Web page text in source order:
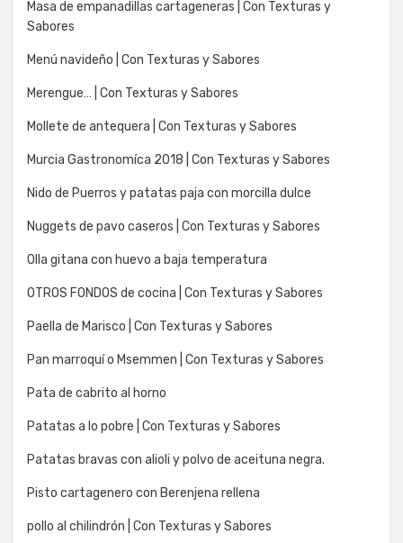
Masa de empanadillas cartageneras | Con Texturas y
Sabores
Menú navideño | Con Texturas y Sabores
Merengue… | Con Texturas y Sabores
Mollete de antequera | Con Texturas y Sabores
Murcia Gastronomíca 2018 | Con Texturas y Sabores
Nido de Puerros y patatas paja con morcilla dulce
Nuggets de pavo caseros | Con Texturas y Sabores
Olla gitana con huevo a baja temperatura
OTROS FONDOS de cocina | Con Texturas y Sabores
Paella de Marisco | Con Texturas y Sabores
Pan marroquí o Msemmen | Con Texturas y Sabores
Pata de cabrito al horno
Patatas a lo pobre | Con Texturas y Sabores
Patatas bravas con alioli y polvo de aceituna negra.
Pisto cartagenero con Berenjena rellena
pollo al chilindrón | Con Texturas y Sabores